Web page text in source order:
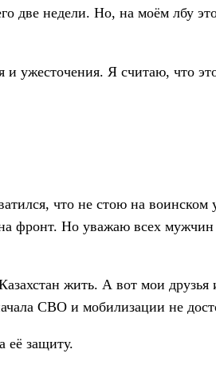
две недели. Но, на моём лбу
и ужесточения. Я считаю, что
что не стою на воинском
на фронт. Но уважаю всех
жить. А вот мои друзья
СВО и мобилизации не
её защиту.